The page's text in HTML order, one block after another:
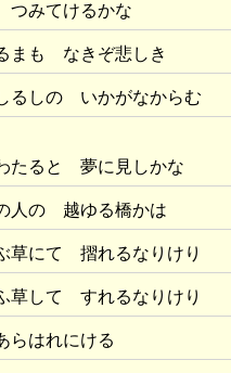
みてけるかな
まも なきぞ悲しき
しの いかがなからむ
たると 夢に見しかな
人の 越ゆる橋かは
にて 摺れるなりけり
して すれるなりけり
はれにける